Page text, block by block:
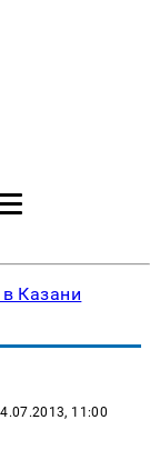
Казани
11:00